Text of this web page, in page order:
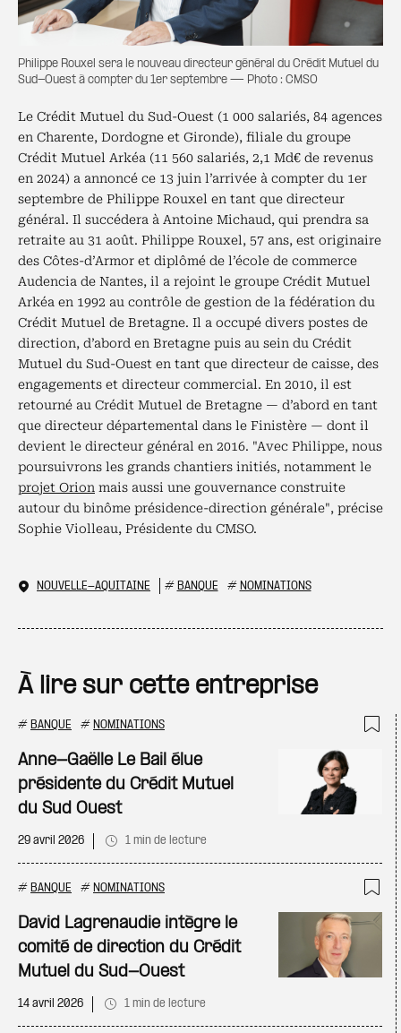
Philippe Rouxel sera le nouveau directeur général du Crédit Mutuel du
Sud-Ouest à compter du 1er septembre — Photo : CMSO
Le Crédit Mutuel du Sud-Ouest (1 000 salariés, 84 agences
en Charente, Dordogne et Gironde), filiale du groupe
Crédit Mutuel Arkéa (11 560 salariés, 2,1 Md€ de revenus
en 2024) a annoncé ce 13 juin l’arrivée à compter du 1er
septembre de Philippe Rouxel en tant que directeur
général. Il succédera à Antoine Michaud, qui prendra sa
retraite au 31 août. Philippe Rouxel, 57 ans, est originaire
des Côtes-d’Armor et diplômé de l’école de commerce
Audencia de Nantes, il a rejoint le groupe Crédit Mutuel
Arkéa en 1992 au contrôle de gestion de la fédération du
Crédit Mutuel de Bretagne. Il a occupé divers postes de
direction, d’abord en Bretagne puis au sein du Crédit
Mutuel du Sud-Ouest en tant que directeur de caisse, des
engagements et directeur commercial. En 2010, il est
retourné au Crédit Mutuel de Bretagne — d’abord en tant
que directeur départemental dans le Finistère — dont il
devient le directeur général en 2016. "Avec Philippe, nous
poursuivrons les grands chantiers initiés, notamment le
projet Orion mais aussi une gouvernance construite
autour du binôme présidence-direction générale", précise
Sophie Violleau, Présidente du CMSO.
NOUVELLE-AQUITAINE # BANQUE # NOMINATIONS
À lire sur cette entreprise
# BANQUE # NOMINATIONS
Anne-Gaëlle Le Bail élue
présidente du Crédit Mutuel
du Sud Ouest
29 avril 2026 1 min de lecture
# BANQUE # NOMINATIONS
David Lagrenaudie intègre le
comité de direction du Crédit
Mutuel du Sud-Ouest
14 avril 2026 1 min de lecture